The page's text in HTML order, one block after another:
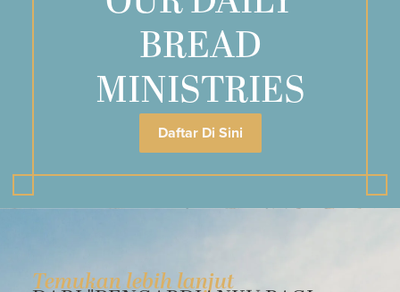
BREAD
MINISTRIES
Daftar Di Sini
Temukan lebih lanjut